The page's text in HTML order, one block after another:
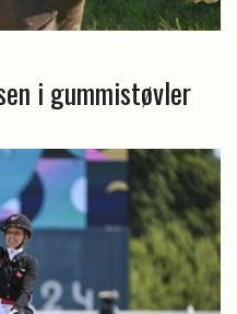
i gummistøvler